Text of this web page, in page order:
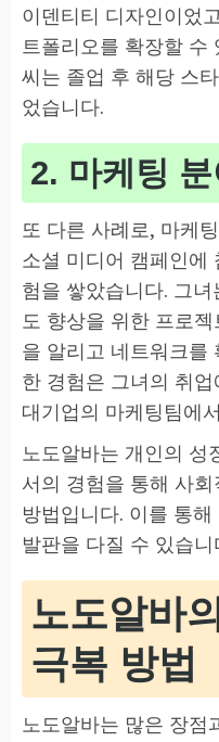
이덴티티 디자인이었
트폴리오를 확장할 수
씨는 졸업 후 해당 스
었습니다.
2. 마케팅
또 다른 사례로, 마케
소셜 미디어 캠페인에
험을 쌓았습니다. 그
도 향상을 위한 프로
을 알리고 네트워크를
한 경험은 그녀의 취
대기업의 마케팅팀에
노도알바는 개인의 성
서의 경험을 통해 사
방법입니다. 이를 통
발판을 다질 수 있습니
노도알바
극복 방법
노도알바는 많은 장점